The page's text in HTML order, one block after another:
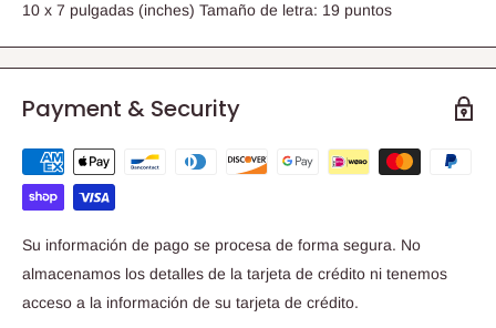
10 x 7 pulgadas (inches) Tamaño de letra: 19 puntos
Payment & Security
Su información de pago se procesa de forma segura. No
almacenamos los detalles de la tarjeta de crédito ni tenemos
acceso a la información de su tarjeta de crédito.